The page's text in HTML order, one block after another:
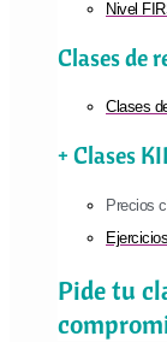
Nivel
Clases de
Clases
+ Clases
Precios
Pide tu